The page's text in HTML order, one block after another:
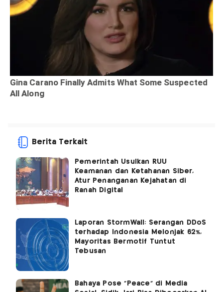
Berita Terkait
Pemerintah Usulkan RUU
Keamanan dan Ketahanan Siber,
Atur Penanganan Kejahatan di
Ranah Digital
Laporan StormWall: Serangan DDoS
terhadap Indonesia Melonjak 62%,
Mayoritas Bermotif Tuntut
Tebusan
Bahaya Pose "Peace" di Media